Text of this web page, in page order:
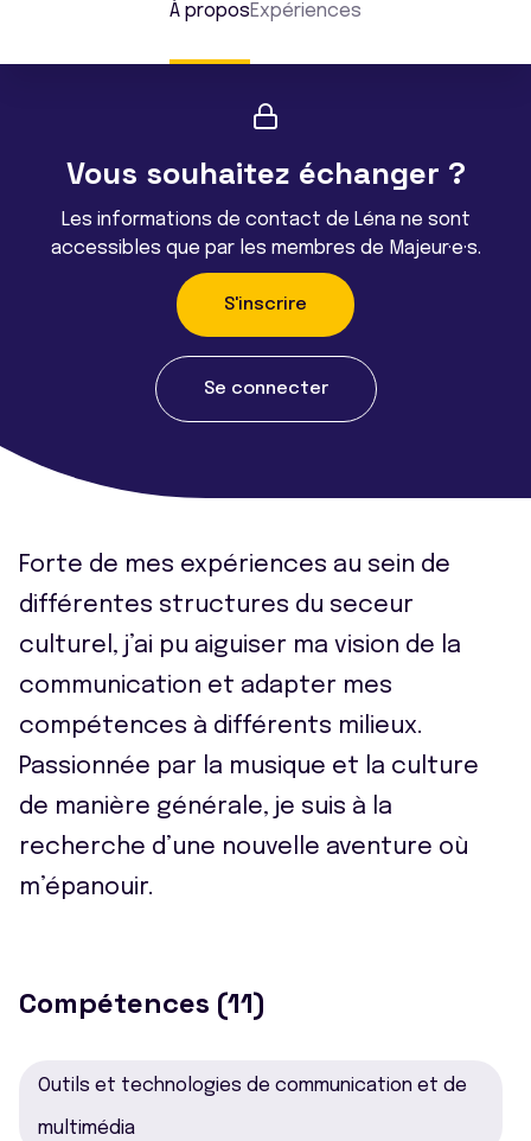
À proposExpériences
Vous souhaitez échanger ?
Les informations de contact de Léna ne sont
accessibles que par les membres de Majeur·e·s.
S'inscrire
Se connecter
Forte de mes expériences au sein de
différentes structures du seceur
culturel, j’ai pu aiguiser ma vision de la
communication et adapter mes
compétences à différents milieux.
Passionnée par la musique et la culture
de manière générale, je suis à la
recherche d’une nouvelle aventure où
m’épanouir.
Compétences (11)
Outils et technologies de communication et de
multimédia